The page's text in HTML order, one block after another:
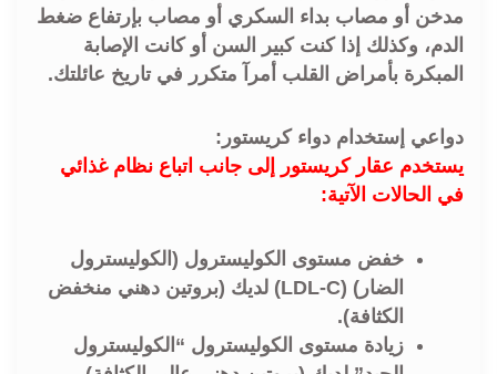
مدخن أو مصاب بداء السكري أو مصاب بإرتفاع ضغط
الدم، وكذلك إذا كنت كبير السن أو كانت الإصابة
المبكرة بأمراض القلب أمرآ متكرر في تاريخ عائلتك.
دواعي إستخدام دواء كريستور:
يستخدم عقار كريستور إلى جانب اتباع نظام غذائي
في الحالات الآتية:
خفض مستوى الكوليسترول (الكوليسترول
الضار) (LDL-C) لديك (بروتين دهني منخفض
الكثافة).
زيادة مستوى الكوليسترول “الكوليسترول